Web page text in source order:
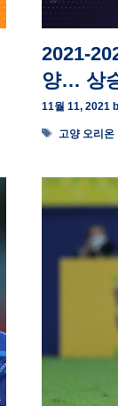
2021-
양… 상
11월 11, 2021
Tags
고양 오리온